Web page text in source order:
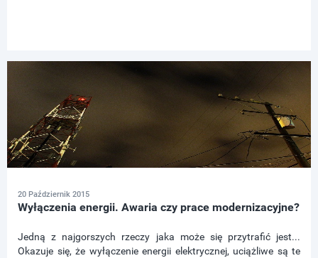
20 Październik 2015
Wyłączenia energii. Awaria czy prace modernizacyjne?
Jedną z najgorszych rzeczy jaka może się przytrafić jest...
Okazuje się, że wyłączenie energii elektrycznej, uciążliwe są te